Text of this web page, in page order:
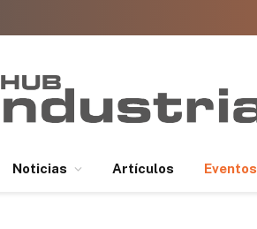
Noticias Artículos Eventos